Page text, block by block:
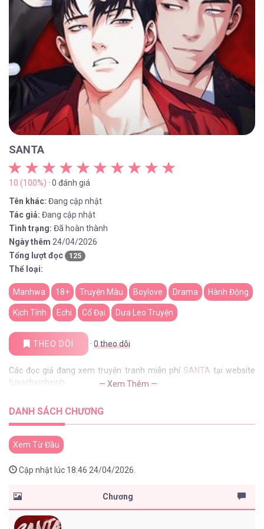
SANTA
10 (100%) · 0 đánh giá
Tên khác: Đang cập nhật
Tác giả: Đang cập nhật
Tình trạng: Đã hoàn thành
Ngày thêm 24/04/2026
Tổng lượt đọc
125
Thể loại:
Manhwa 18+ Truyện Màu Boylove Drama Hành Động
Kịch Tính Echi Cổ Đại Dưa Leo Truyện
THEO DÕI · 0theo dõi
Các đọc giả đang xem truyện tranh miễn phí SANTA tại website
tusachxinhxinh
— Xem Thêm —
DANH SÁCH CHƯƠNG
Xem Từ Đầu
Cập nhật lúc 18:46 24/04/2026.
Chương